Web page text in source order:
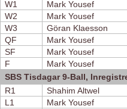
W1
Mark Yousef
W2
Mark Yousef
W3
Göran Klaesson
QF
Mark Yousef
SF
Mark Yousef
F
Mark Yousef
SBS Tisdagar 9-Ball,
R1
Shahim Altwel
L1
Mark Yousef